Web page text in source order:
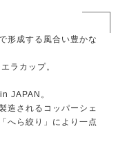
形成する風合い豊かな
ラカップ。
JAPAN。
造されるコッパーシェ
へら絞り」により一点